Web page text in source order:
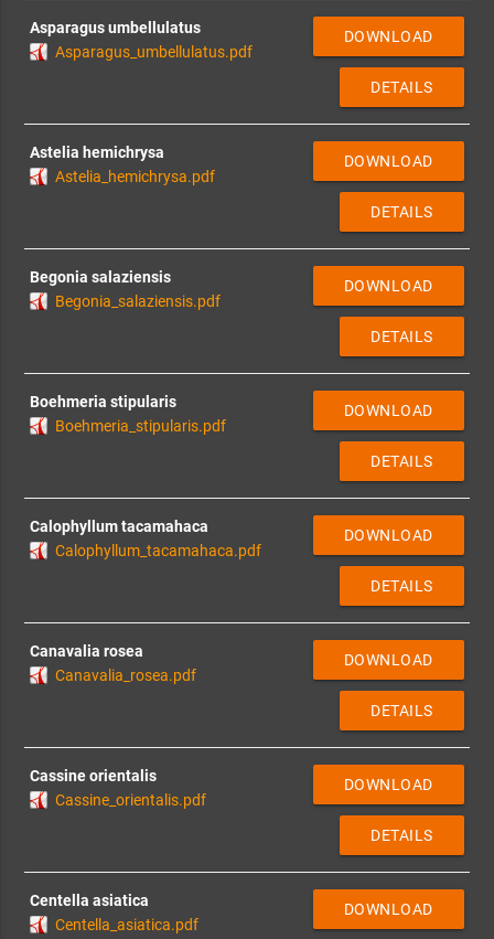
Asparagus umbellulatus
Asparagus_umbellulatus.pdf
DOWNLOAD
DETAILS
Astelia hemichrysa
Astelia_hemichrysa.pdf
DOWNLOAD
DETAILS
Begonia salaziensis
Begonia_salaziensis.pdf
DOWNLOAD
DETAILS
Boehmeria stipularis
Boehmeria_stipularis.pdf
DOWNLOAD
DETAILS
Calophyllum tacamahaca
Calophyllum_tacamahaca.pdf
DOWNLOAD
DETAILS
Canavalia rosea
Canavalia_rosea.pdf
DOWNLOAD
DETAILS
Cassine orientalis
Cassine_orientalis.pdf
DOWNLOAD
DETAILS
Centella asiatica
Centella_asiatica.pdf
DOWNLOAD